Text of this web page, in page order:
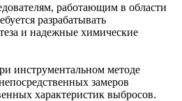
работающим в области
разрабатывать
и надежные химические
инструментальном методе
замеров
характеристик выбросов.